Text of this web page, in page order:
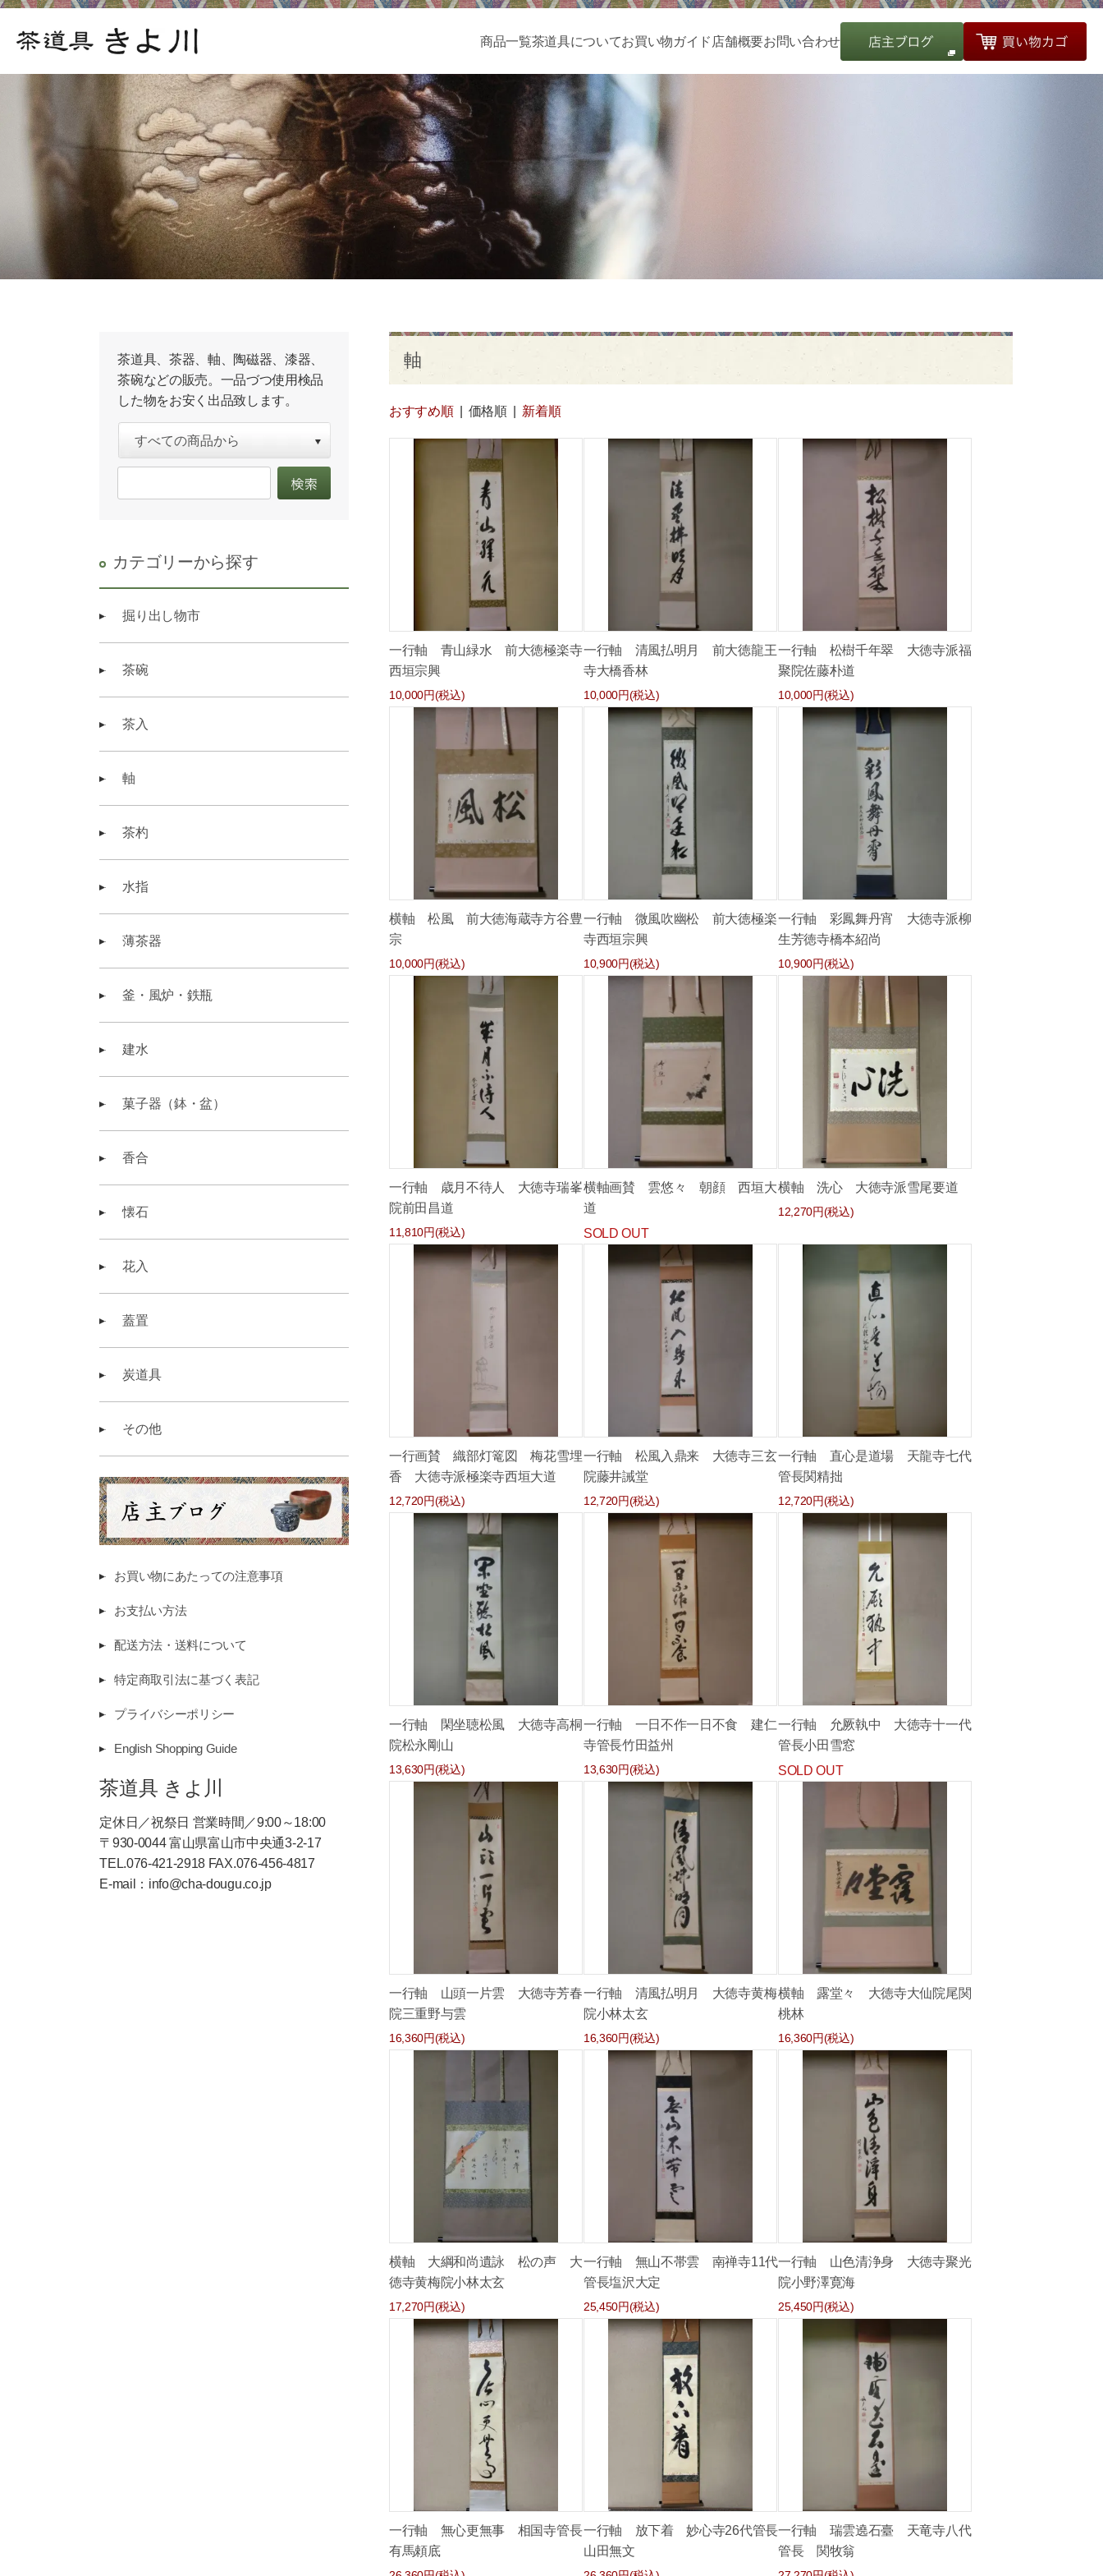
商品一覧茶道具についてお買い物ガイド 店舗概要お問い合わせ
軸
おすすめ順| 価格順| 新着順
一行軸 青山緑水 前大徳極楽寺
西垣宗興
10,000円(税込)
一行軸 清風払明月 前大徳龍王
寺大橋香林
10,000円(税込)
一行軸 松樹千年翠 大徳寺派福
聚院佐藤朴道
10,000円(税込)
横軸 松風 前大徳海蔵寺方谷豊
宗
10,000円(税込)
一行軸 微風吹幽松 前大徳極楽
寺西垣宗興
10,900円(税込)
一行軸 彩鳳舞丹宵 大徳寺派柳
生芳徳寺橋本紹尚
10,900円(税込)
一行軸 歳月不待人 大徳寺瑞峯
院前田昌道
11,810円(税込)
横軸画賛 雲悠々 朝顔 西垣大
道
SOLD OUT
横軸 洗心 大徳寺派雪尾要道
12,270円(税込)
一行画賛 織部灯篭図 梅花雪埋
香 大徳寺派極楽寺西垣大道
12,720円(税込)
一行軸 松風入鼎来 大徳寺三玄
院藤井誡堂
12,720円(税込)
一行軸 直心是道場 天龍寺七代
管長関精拙
12,720円(税込)
一行軸 閑坐聴松風 大徳寺高桐
院松永剛山
13,630円(税込)
一行軸 一日不作一日不食 建仁
寺管長竹田益州
13,630円(税込)
一行軸 允厥執中 大徳寺十一代
管長小田雪窓
SOLD OUT
一行軸 山頭一片雲 大徳寺芳春
院三重野与雲
16,360円(税込)
一行軸 清風払明月 大徳寺黄梅
院小林太玄
16,360円(税込)
横軸 露堂々 大徳寺大仙院尾関
桃林
16,360円(税込)
横軸 大綱和尚遺詠 松の声 大
徳寺黄梅院小林太玄
17,270円(税込)
一行軸 無山不帯雲 南禅寺11代
管長塩沢大定
25,450円(税込)
一行軸 山色清浄身 大徳寺聚光
院小野澤寛海
25,450円(税込)
一行軸 無心更無事 相国寺管長
有馬頼底
一行軸 放下着 妙心寺26代管長
山田無文
一行軸 瑞雲遶石臺 天竜寺八代
管長 関牧翁
茶道具、茶器、軸、陶磁器、漆器、
茶碗などの販売。一品づつ使用検品
した物をお安く出品致します。
カテゴリーから探す
掘り出し物市
茶碗
茶入
軸
茶杓
水指
薄茶器
釜・風炉・鉄瓶
建水
菓子器（鉢・盆）
香合
懐石
花入
蓋置
炭道具
その他
お買い物にあたっての注意事項
お支払い方法
配送方法・送料について
特定商取引法に基づく表記
プライバシーポリシー
English Shopping Guide
茶道具 きよ川
定休日／祝祭日 営業時間／9:00～18:00
〒930-0044 富山県富山市中央通3-2-17
TEL.076-421-2918 FAX.076-456-4817
E-mail：info@cha-dougu.co.jp